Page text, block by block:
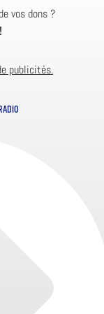
vos dons ?
publicités.